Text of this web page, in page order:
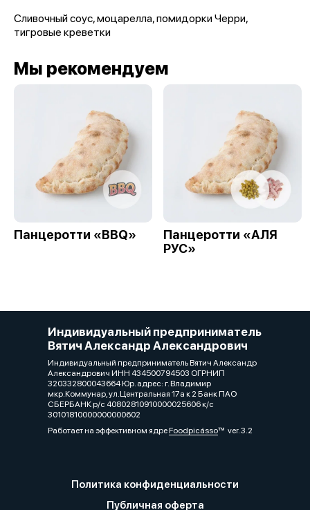
Сливочный соус, моцарелла, помидорки Черри,
тигровые креветки
Мы рекомендуем
Панцеротти «BBQ»
Панцеротти «АЛЯ
РУС»
Индивидуальный предприниматель
Вятич Александр Александрович
Индивидуальный предприниматель Вятич Александр
Александрович ИНН 434500794503 ОГРНИП
320332800043664 Юр. адрес: г. Владимир
мкр.Коммунар, ул.Центральная 17а к 2 Банк ПАО
СБЕРБАНК р/с 40802810910000025606 к/с
30101810000000000602
Работает на эффективном ядреFoodpicássover. 3.2
Политика конфиденциальности
Публичная оферта